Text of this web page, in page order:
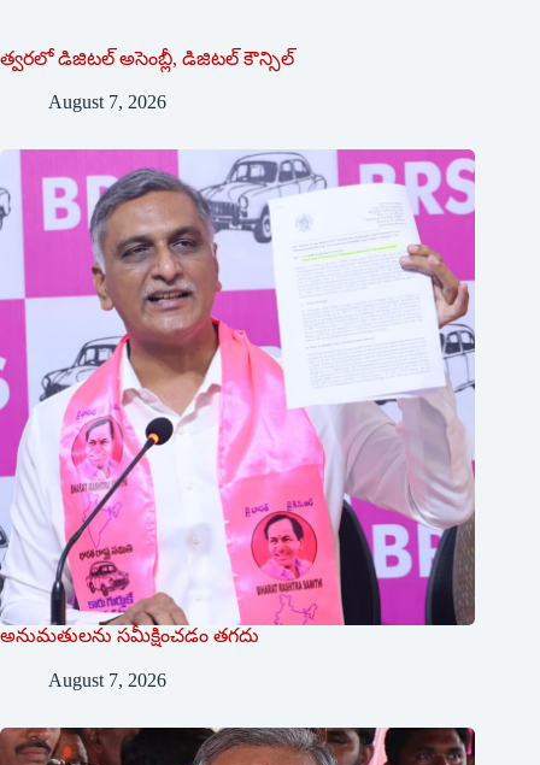
త్వరలో డిజిటల్ అసెంబ్లీ, డిజిటల్ కౌన్సిల్
August 7, 2026
అనుమ‌తుల‌ను స‌మీక్షించ‌డం త‌గ‌దు
August 7, 2026